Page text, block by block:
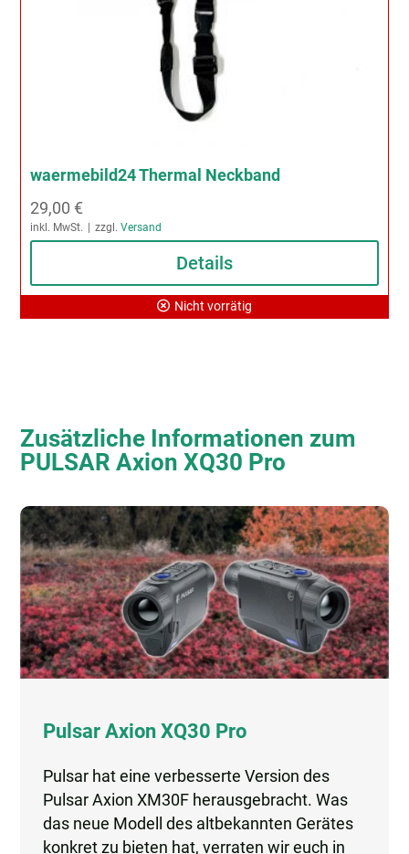
waermebild24 Thermal Neckband
29,00€
inkl. MwSt. zzgl.Versand
Nicht vorrätig
Details
Zusätzliche Informationen zum
PULSAR Axion XQ30 Pro
Pulsar Axion XQ30 Pro
Pulsar hat eine verbesserte Version des
Pulsar Axion XM30F herausgebracht. Was
das neue Modell des altbekannten Gerätes
konkret zu bieten hat, verraten wir euch in